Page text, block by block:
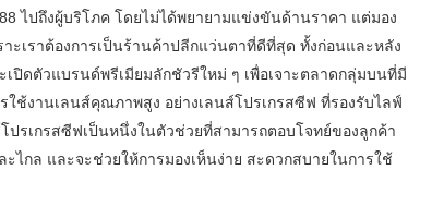
ไปถึงผู้บริโภค โดยไม่ได้พยายามแข่งขันด้านราคา แต่มอง
ะเราต้องการเป็นร้านค้าปลีกแว่นตาที่ดีที่สุด ทั้งก่อนและหลัง
ปิดตัวแบรนด์พรีเมียมลักชัวรีใหม่ ๆ เพื่อเจาะตลาดกลุ่มบนที่มี
ใช้งานเลนส์คุณภาพสูง อย่างเลนส์โปรเกรสซีฟ ที่รองรับไลฟ์
รเกรสซีฟเป็นหนึ่งในตัวช่วยที่สามารถตอบโจทย์ของลูกค้า
ไกล และจะช่วยให้การมองเห็นง่าย สะดวกสบายในการใช้